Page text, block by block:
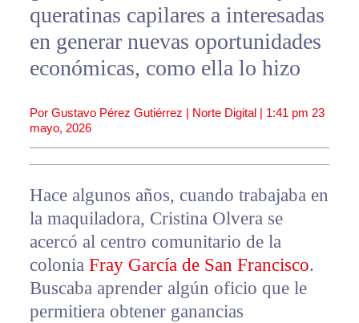
queratinas capilares a interesadas
en generar nuevas oportunidades
económicas, como ella lo hizo
Por Gustavo Pérez Gutiérrez | Norte Digital | 1:41 pm 23
mayo, 2026
Hace algunos años, cuando trabajaba en
la maquiladora, Cristina Olvera se
acercó al centro comunitario de la
colonia Fray García de San Francisco.
Buscaba aprender algún oficio que le
permitiera obtener ganancias